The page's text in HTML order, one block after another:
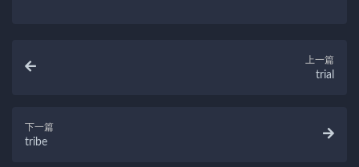
上一篇
trial
下一篇
tribe